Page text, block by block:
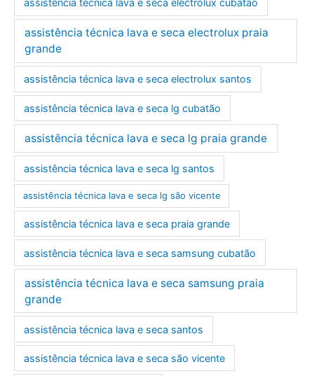
assistência técnica lava e seca electrolux cubatão
assistência técnica lava e seca electrolux praia
grande
assistência técnica lava e seca electrolux santos
assistência técnica lava e seca lg cubatão
assistência técnica lava e seca lg praia grande
assistência técnica lava e seca lg santos
assistência técnica lava e seca lg são vicente
assistência técnica lava e seca praia grande
assistência técnica lava e seca samsung cubatão
assistência técnica lava e seca samsung praia
grande
assistência técnica lava e seca santos
assistência técnica lava e seca são vicente